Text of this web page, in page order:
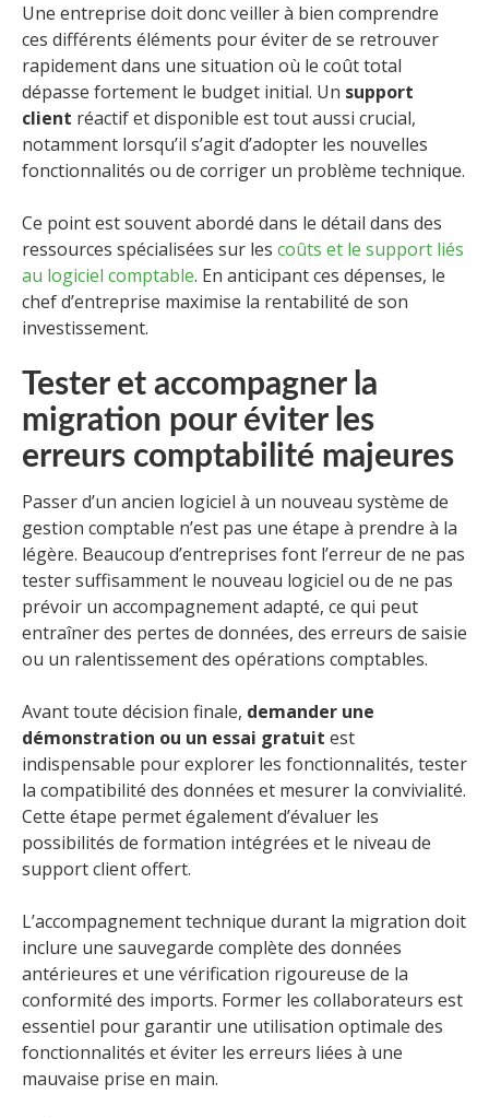
Une entreprise doit donc veiller à bien comprendre
ces différents éléments pour éviter de se retrouver
rapidement dans une situation où le coût total
dépasse fortement le budget initial. Un support
client réactif et disponible est tout aussi crucial,
notamment lorsqu’il s’agit d’adopter les nouvelles
fonctionnalités ou de corriger un problème technique.
Ce point est souvent abordé dans le détail dans des
ressources spécialisées sur les coûts et le support liés
au logiciel comptable. En anticipant ces dépenses, le
chef d’entreprise maximise la rentabilité de son
investissement.
Tester et accompagner la
migration pour éviter les
erreurs comptabilité majeures
Passer d’un ancien logiciel à un nouveau système de
gestion comptable n’est pas une étape à prendre à la
légère. Beaucoup d’entreprises font l’erreur de ne pas
tester suffisamment le nouveau logiciel ou de ne pas
prévoir un accompagnement adapté, ce qui peut
entraîner des pertes de données, des erreurs de saisie
ou un ralentissement des opérations comptables.
Avant toute décision finale, demander une
démonstration ou un essai gratuit est
indispensable pour explorer les fonctionnalités, tester
la compatibilité des données et mesurer la convivialité.
Cette étape permet également d’évaluer les
possibilités de formation intégrées et le niveau de
support client offert.
L’accompagnement technique durant la migration doit
inclure une sauvegarde complète des données
antérieures et une vérification rigoureuse de la
conformité des imports. Former les collaborateurs est
essentiel pour garantir une utilisation optimale des
fonctionnalités et éviter les erreurs liées à une
mauvaise prise en main.